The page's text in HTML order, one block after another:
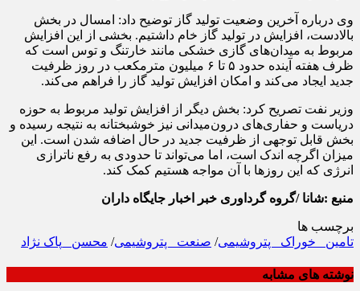
وی درباره آخرین وضعیت تولید گاز توضیح داد: امسال در بخش
بالادست، افزایش در تولید گاز خام داشتیم. بخشی از این افزایش
مربوط به میدان‌های گازی خشکی مانند خارتنگ و توس است که
ظرف هفته آینده حدود ۵ تا ۶ میلیون مترمکعب در روز ظرفیت
جدید ایجاد می‌کند و امکان افزایش تولید گاز را فراهم می‌کند.
وزیر نفت تصریح کرد: بخش دیگر از افزایش تولید مربوط به حوزه
دریاست و حفاری‌های درون‌میدانی نیز خوشبختانه به نتیجه رسیده و
بخش قابل توجهی از ظرفیت جدید در حال اضافه شدن است. این
میزان اگرچه اندک است، اما می‌تواند تا حدودی به رفع ناترازی
انرژی که این روزها با آن مواجه هستیم کمک کند.
منبع :شانا /گروه گرداوری خبر اخبار جایگاه داران
برچسب ها
تامین _خوراک_ پتروشیمی/ صنعت_ پتروشیمی/ محسن _پاک نژاد
نوشته های مشابه